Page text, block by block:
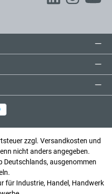
zzgl. Versandkosten und
nicht anders angegeben.
Deutschlands, ausgenommen
für Industrie, Handel, Handwerk